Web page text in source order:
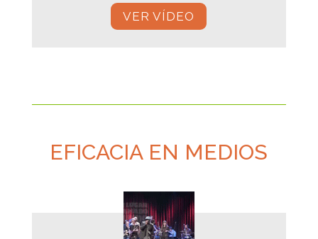
VER VÍDEO
EFICACIA EN MEDIOS